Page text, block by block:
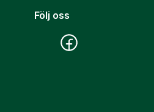
Följ oss